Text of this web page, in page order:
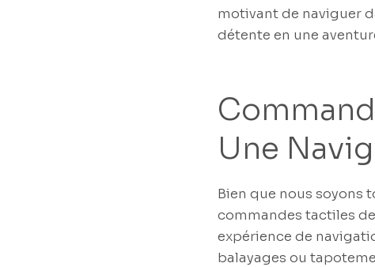
motivant de naviguer
détente en une
Une
Bien que nous soyons
commandes tactiles
expérience de
balayages ou